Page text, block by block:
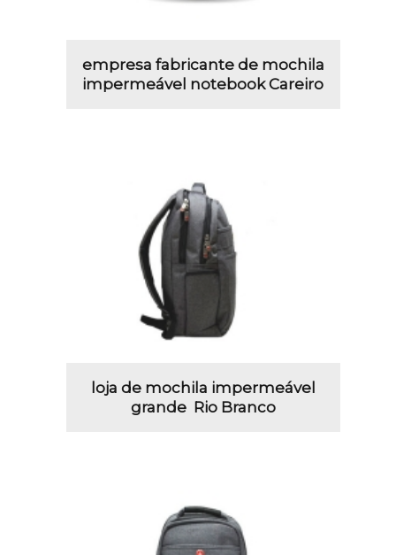
empresa fabricante de mochila
impermeável notebook Careiro
loja de mochila impermeável
grande Rio Branco